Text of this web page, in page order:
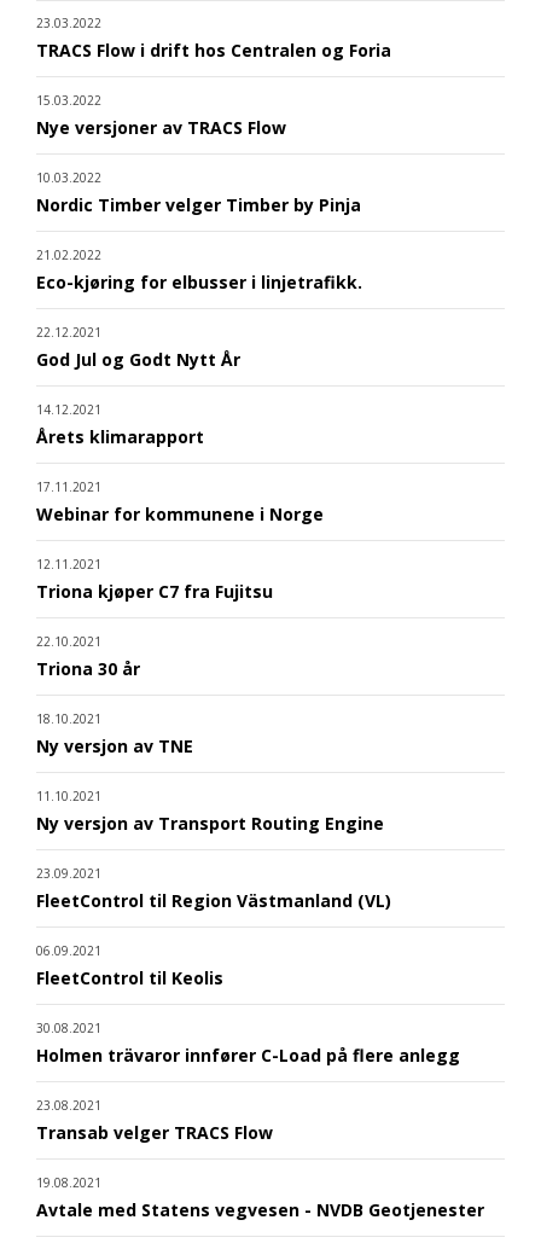
23.03.2022
TRACS Flow i drift hos Centralen og Foria
15.03.2022
Nye versjoner av TRACS Flow
10.03.2022
Nordic Timber velger Timber by Pinja
21.02.2022
Eco-kjøring for elbusser i linjetrafikk.
22.12.2021
God Jul og Godt Nytt År
14.12.2021
Årets klimarapport
17.11.2021
Webinar for kommunene i Norge
12.11.2021
Triona kjøper C7 fra Fujitsu
22.10.2021
Triona 30 år
18.10.2021
Ny versjon av TNE
11.10.2021
Ny versjon av Transport Routing Engine
23.09.2021
FleetControl til Region Västmanland (VL)
06.09.2021
FleetControl til Keolis
30.08.2021
Holmen trävaror innfører C-Load på flere anlegg
23.08.2021
Transab velger TRACS Flow
19.08.2021
Avtale med Statens vegvesen - NVDB Geotjenester